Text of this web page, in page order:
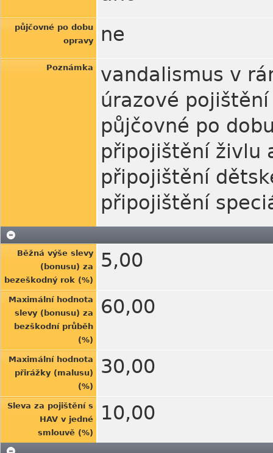
půjčovné po dobu
opravy
ne
Poznámka
vandalismus v
úrazové
půjčovné po
připojištění živlu
připojištění
připojištění
Běžná výše slevy
(bonusu) za
bezeškodný rok (%)
5,00
Maximální hodnota
slevy (bonusu) za
bezškodní průběh
(%)
60,00
Maximální hodnota
přirážky (malusu)
(%)
30,00
Sleva za pojištění s
HAV v jedné
smlouvě (%)
10,00